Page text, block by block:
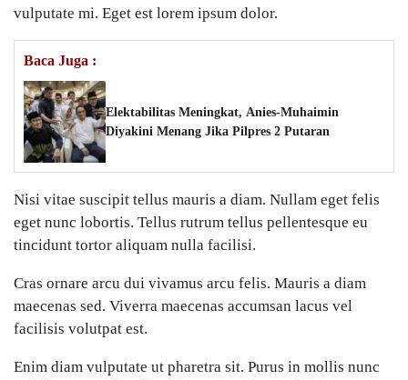
vulputate mi. Eget est lorem ipsum dolor.
Baca Juga :
Elektabilitas Meningkat, Anies-Muhaimin
Diyakini Menang Jika Pilpres 2 Putaran
Nisi vitae suscipit tellus mauris a diam. Nullam eget felis
eget nunc lobortis. Tellus rutrum tellus pellentesque eu
tincidunt tortor aliquam nulla facilisi.
Cras ornare arcu dui vivamus arcu felis. Mauris a diam
maecenas sed. Viverra maecenas accumsan lacus vel
facilisis volutpat est.
Enim diam vulputate ut pharetra sit. Purus in mollis nunc